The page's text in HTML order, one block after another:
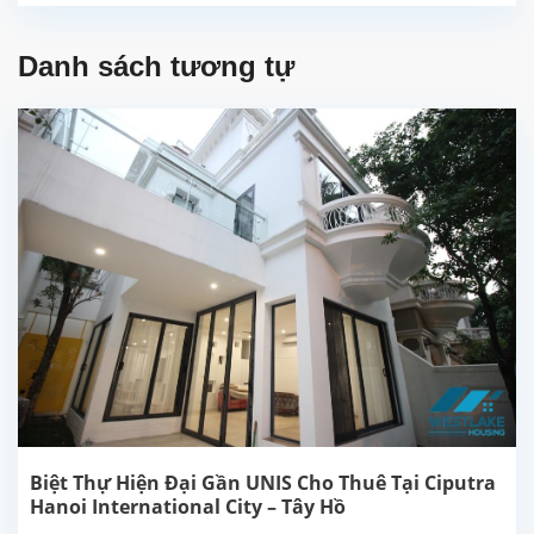
Danh sách tương tự
Biệt Thự Hiện Đại Gần UNIS Cho Thuê Tại Ciputra
Hanoi International City – Tây Hồ